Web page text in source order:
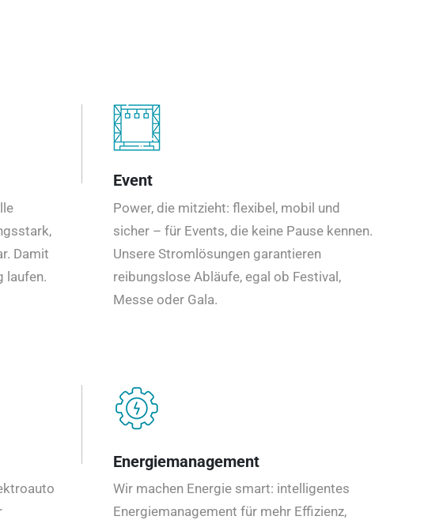
Damit
laufen.
Event
Power, die mitzieht: flexibel, mobil und
sicher – für Events, die keine Pause kennen.
Unsere Stromlösungen garantieren
reibungslose Abläufe, egal ob Festival,
Messe oder Gala.
Energiemanagement
Wir machen Energie smart: intelligentes
Energiemanagement für mehr Effizienz,